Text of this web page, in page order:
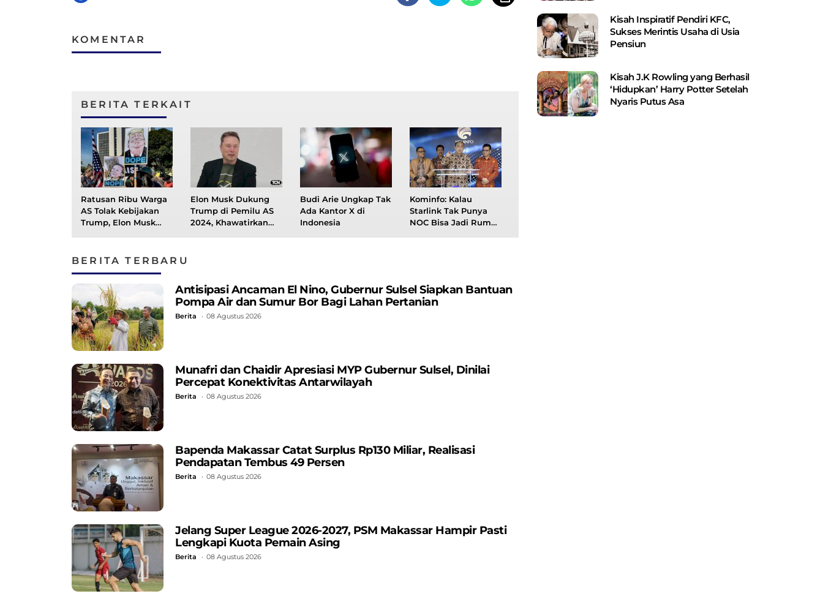
KOMENTAR
BERITA TERKAIT
Ratusan Ribu Warga
AS Tolak Kebijakan
Trump, Elon Musk
Elon Musk Dukung
Trump di Pemilu AS
2024, Khawatirkan
Budi Arie Ungkap Tak
Ada Kantor X di
Indonesia
Kominfo: Kalau
Starlink Tak Punya
NOC Bisa Jadi Rumah
BERITA TERBARU
Antisipasi Ancaman El Nino, Gubernur Sulsel Siapkan Bantuan
Pompa Air dan Sumur Bor Bagi Lahan Pertanian
Berita 08 Agustus 2026
Munafri dan Chaidir Apresiasi MYP Gubernur Sulsel, Dinilai
Percepat Konektivitas Antarwilayah
Berita 08 Agustus 2026
Bapenda Makassar Catat Surplus Rp130 ​​Miliar, Realisasi
Pendapatan Tembus 49 Persen
Berita 08 Agustus 2026
Jelang Super League 2026-2027, PSM Makassar Hampir Pasti
Lengkapi Kuota Pemain Asing
Berita 08 Agustus 2026
Kisah Inspiratif Pendiri KFC,
Sukses Merintis Usaha di Usia
Pensiun
Kisah J.K Rowling yang Berhasil
‘Hidupkan’ Harry Potter Setelah
Nyaris Putus Asa